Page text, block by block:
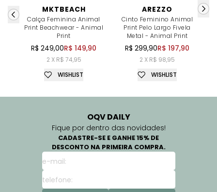
MKTBEACH
Calça Feminina Animal
Print Beachwear - Animal
Print
R$ 249,00R$ 149,90
2 X R$ 74,95
WISHLIST
AREZZO
Cinto Feminino Animal
Print Pelo Largo Fivela
Metal - Animal Print
R$ 299,90R$ 197,90
2 X R$ 98,95
WISHLIST
OQV DAILY
Fique por dentro das novidades!
CADASTRE-SE E GANHE 15% DE
DESCONTO NA PRIMEIRA COMPRA.